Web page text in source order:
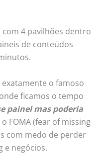
4 pavilhões dentro
de conteúdos
o famoso
ficamos o tempo
painel mas poderia
FOMA (fear of missing
com medo de perder
e negócios.